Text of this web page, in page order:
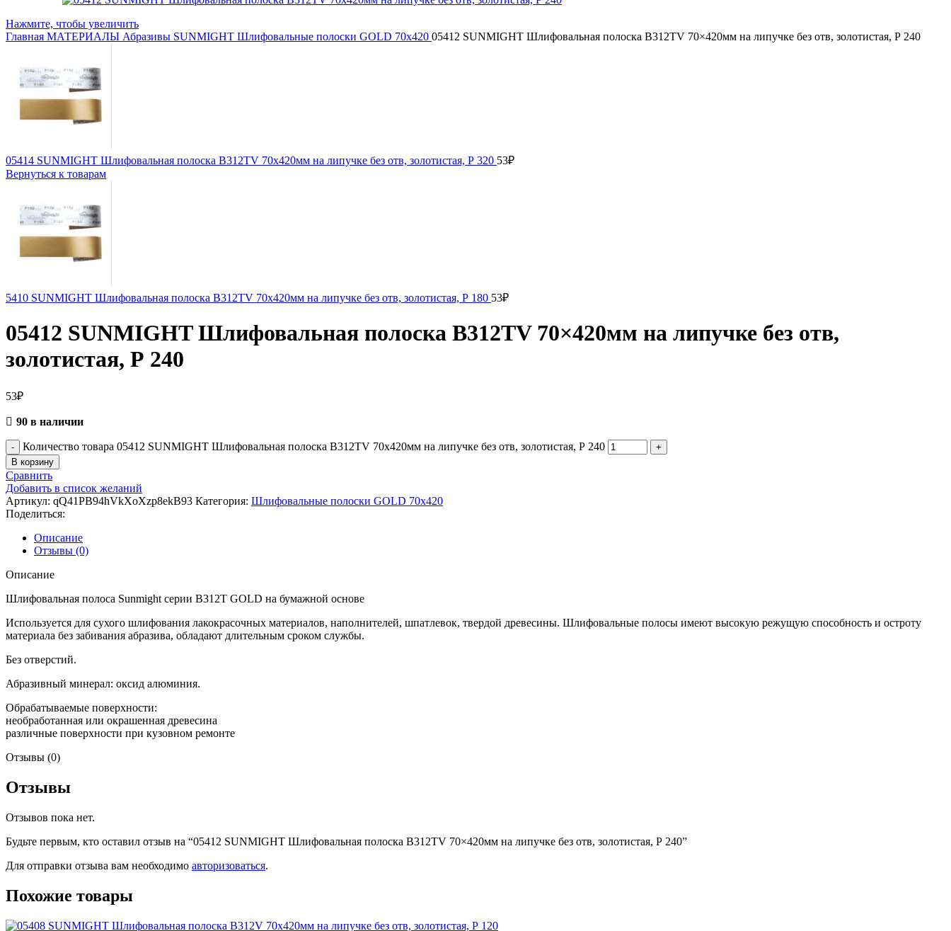
Нажмите, чтобы увеличить
Главная МАТЕРИАЛЫ Абразивы SUNMIGHT Шлифовальные полоски GOLD 70x420 05412 SUNMIGHT Шлифовальная полоска В312TV 70×420мм на липучке без отв, золотистая, Р 240
05414 SUNMIGHT Шлифовальная полоска В312TV 70x420мм на липучке без отв, золотистая, Р 320 53₽
Вернуться к товарам
5410 SUNMIGHT Шлифовальная полоска B312TV 70x420мм на липучке без отв, золотистая, Р 180 53₽
05412 SUNMIGHT Шлифовальная полоска В312TV 70×420мм на липучке без отв,
золотистая, Р 240
53₽
90 в наличии
Количество товара 05412 SUNMIGHT Шлифовальная полоска В312TV 70x420мм на липучке без отв, золотистая, Р 240
В корзину
Сравнить
Добавить в список желаний
Артикул: qQ41PB94hVkXoXzp8ekB93 Категория: Шлифовальные полоски GOLD 70x420
Поделиться:
Описание
Отзывы (0)
Описание
Шлифовальная полоса Sunmight серии B312T GOLD на бумажной основе
Используется для сухого шлифования лакокрасочных материалов, наполнителей, шпатлевок, твердой древесины. Шлифовальные полосы имеют высокую режущую способность и остроту
материала без забивания абразива, обладают длительным сроком службы.
Без отверстий.
Абразивный минерал: оксид алюминия.
Обрабатываемые поверхности:
необработанная или окрашенная древесина
различные поверхности при кузовном ремонте
Отзывы (0)
Отзывы
Отзывов пока нет.
Будьте первым, кто оставил отзыв на “05412 SUNMIGHT Шлифовальная полоска В312TV 70×420мм на липучке без отв, золотистая, Р 240”
Для отправки отзыва вам необходимо авторизоваться.
Похожие товары